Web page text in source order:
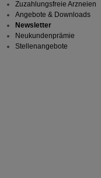
Zuzahlungsfreie Arzneien
Angebote & Downloads
Newsletter
Neukundenprämie
Stellenangebote